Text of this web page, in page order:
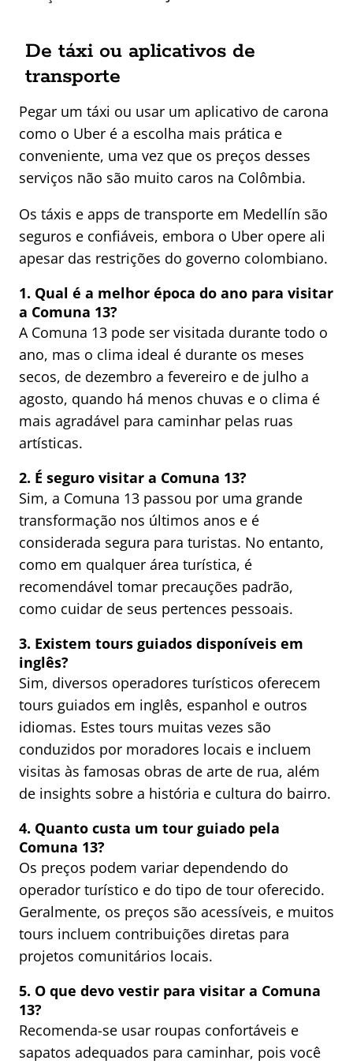
De táxi ou aplicativos de
transporte
Pegar um táxi ou usar um aplicativo de carona
como o Uber é a escolha mais prática e
conveniente, uma vez que os preços desses
serviços não são muito caros na Colômbia.
Os táxis e apps de transporte em Medellín são
seguros e confiáveis, embora o Uber opere ali
apesar das restrições do governo colombiano.
1. Qual é a melhor época do ano para visitar
a Comuna 13?
A Comuna 13 pode ser visitada durante todo o
ano, mas o clima ideal é durante os meses
secos, de dezembro a fevereiro e de julho a
agosto, quando há menos chuvas e o clima é
mais agradável para caminhar pelas ruas
artísticas.
2. É seguro visitar a Comuna 13?
Sim, a Comuna 13 passou por uma grande
transformação nos últimos anos e é
considerada segura para turistas. No entanto,
como em qualquer área turística, é
recomendável tomar precauções padrão,
como cuidar de seus pertences pessoais.
3. Existem tours guiados disponíveis em
inglês?
Sim, diversos operadores turísticos oferecem
tours guiados em inglês, espanhol e outros
idiomas. Estes tours muitas vezes são
conduzidos por moradores locais e incluem
visitas às famosas obras de arte de rua, além
de insights sobre a história e cultura do bairro.
4. Quanto custa um tour guiado pela
Comuna 13?
Os preços podem variar dependendo do
operador turístico e do tipo de tour oferecido.
Geralmente, os preços são acessíveis, e muitos
tours incluem contribuições diretas para
projetos comunitários locais.
5. O que devo vestir para visitar a Comuna
13?
Recomenda-se usar roupas confortáveis e
sapatos adequados para caminhar, pois você